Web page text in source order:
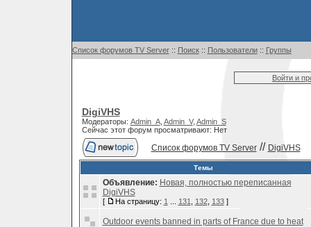
Список форумов TV Server:: Поиск:: Пользователи:: Группы
Войти и
DigiVHS
Модераторы: Admin_A, Admin_V, Admin_S
Сейчас этот форум просматривают: Нет
Список форумов TV Server// DigiVHS
Темы
Объявление: Новая, полностью переписанная
DigiVHS
[ На страницу: 1 131 132, 133]
Outdoor events banned in parts of France due to heat